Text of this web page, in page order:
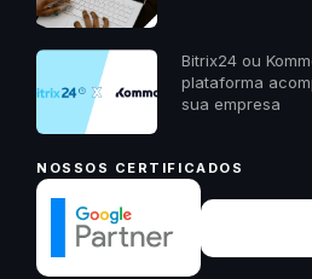
Bitrix24 ou
plataforma
sua empresa
NOSSOS CERTIFICADOS